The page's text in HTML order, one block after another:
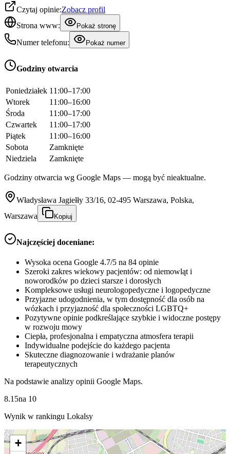
Czytaj opinie:Zobacz profil
Strona www:
Pokaż stronę
Numer telefonu: Pokaż numer
Godziny otwarcia
Poniedziałek 11:00–17:00
Wtorek
11:00–16:00
Środa
11:00–17:00
Czwartek
11:00–17:00
Piątek
11:00–16:00
Sobota
Zamknięte
Niedziela
Zamknięte
Godziny otwarcia wg Google Maps — mogą być nieaktualne.
Władysława Jagiełły 33/16, 02-495 Warszawa, Polska,
Warszawa
Kopiuj
Najczęściej doceniane:
Wysoka ocena Google 4.7/5 na 84 opinie
Szeroki zakres wiekowy pacjentów: od niemowląt i
noworodków po dzieci starsze i dorosłych
Kompleksowe usługi neurologopedyczne i logopedyczne
Przyjazne udogodnienia, w tym dostępność dla osób na
wózkach i przyjazność dla społeczności LGBTQ+
Pozytywne opinie podkreślające szybkie i widoczne postępy
w rozwoju mowy
Ciepła, profesjonalna i empatyczna atmosfera terapii
Indywidualne podejście do każdego pacjenta
Skuteczne diagnozowanie i wdrażanie planów
terapeutycznych
Na podstawie analizy opinii Google Maps.
8.15na 10
Wynik w rankingu Lokalsy
+